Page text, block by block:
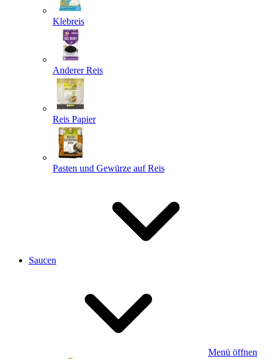
Klebreis
Anderer Reis
Reis Papier
Pasten und Gewürze auf Reis
Saucen
Menü öffnen